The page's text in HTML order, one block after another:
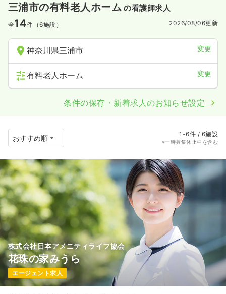
三浦市の有料老人ホーム の看護師求人
全14件（6施設） 2026/08/06更新
神奈川県三浦市 変更
有料老人ホーム 変更
条件の保存・新着求人のお知らせ設定
1-6件 / 6施設
※一時募集休止中を含む
株式会社日本アメニティライフ協会
花珠の家みうら
エージェント求人